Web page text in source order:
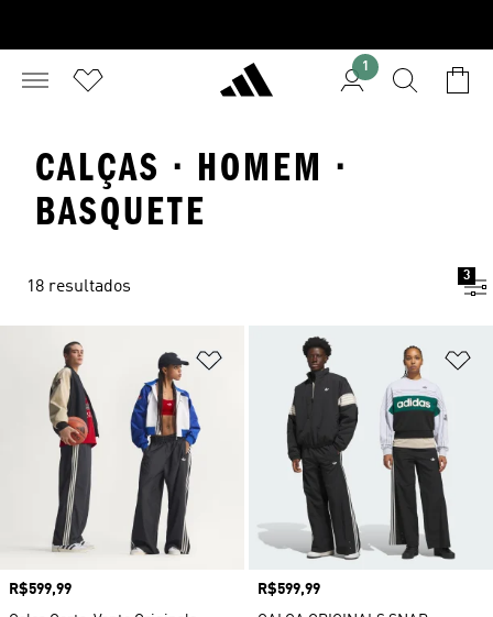
1
CALÇAS · HOMEM ·
BASQUETE
18 resultados
3
Adicionar à Lista de Desejos
Preço
R$599,99
Preço
R$599,99